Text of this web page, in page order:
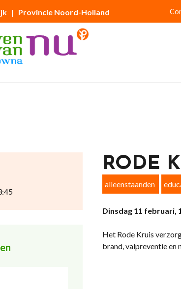
| Provincie Noord-Holland
RODE
alleenstaanden
Dinsdag 11 februari,
Het Rode Kruis
brand, valpreventie en